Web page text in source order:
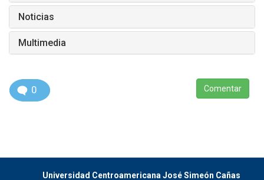
Noticias
Multimedia
0 Comentar
Universidad Centroamericana José Simeón Cañas